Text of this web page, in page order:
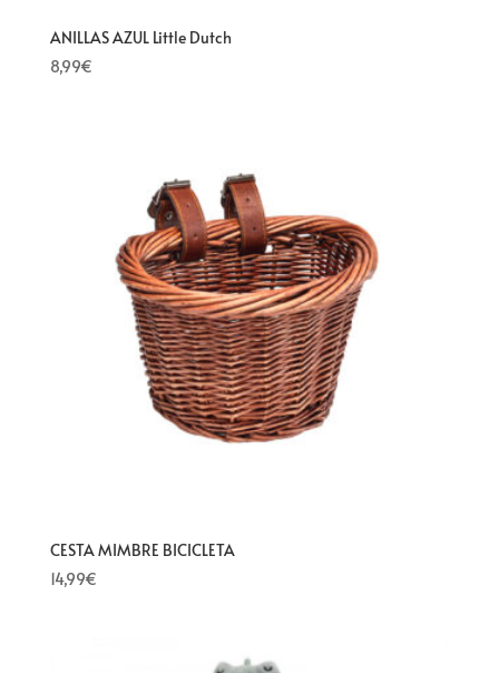
ANILLAS AZUL Little Dutch
8,99€
CESTA MIMBRE BICICLETA
14,99€